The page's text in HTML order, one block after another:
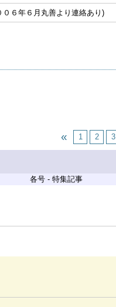
０６年６月丸善より連絡あり)
1 2 3
各号 - 特集記事